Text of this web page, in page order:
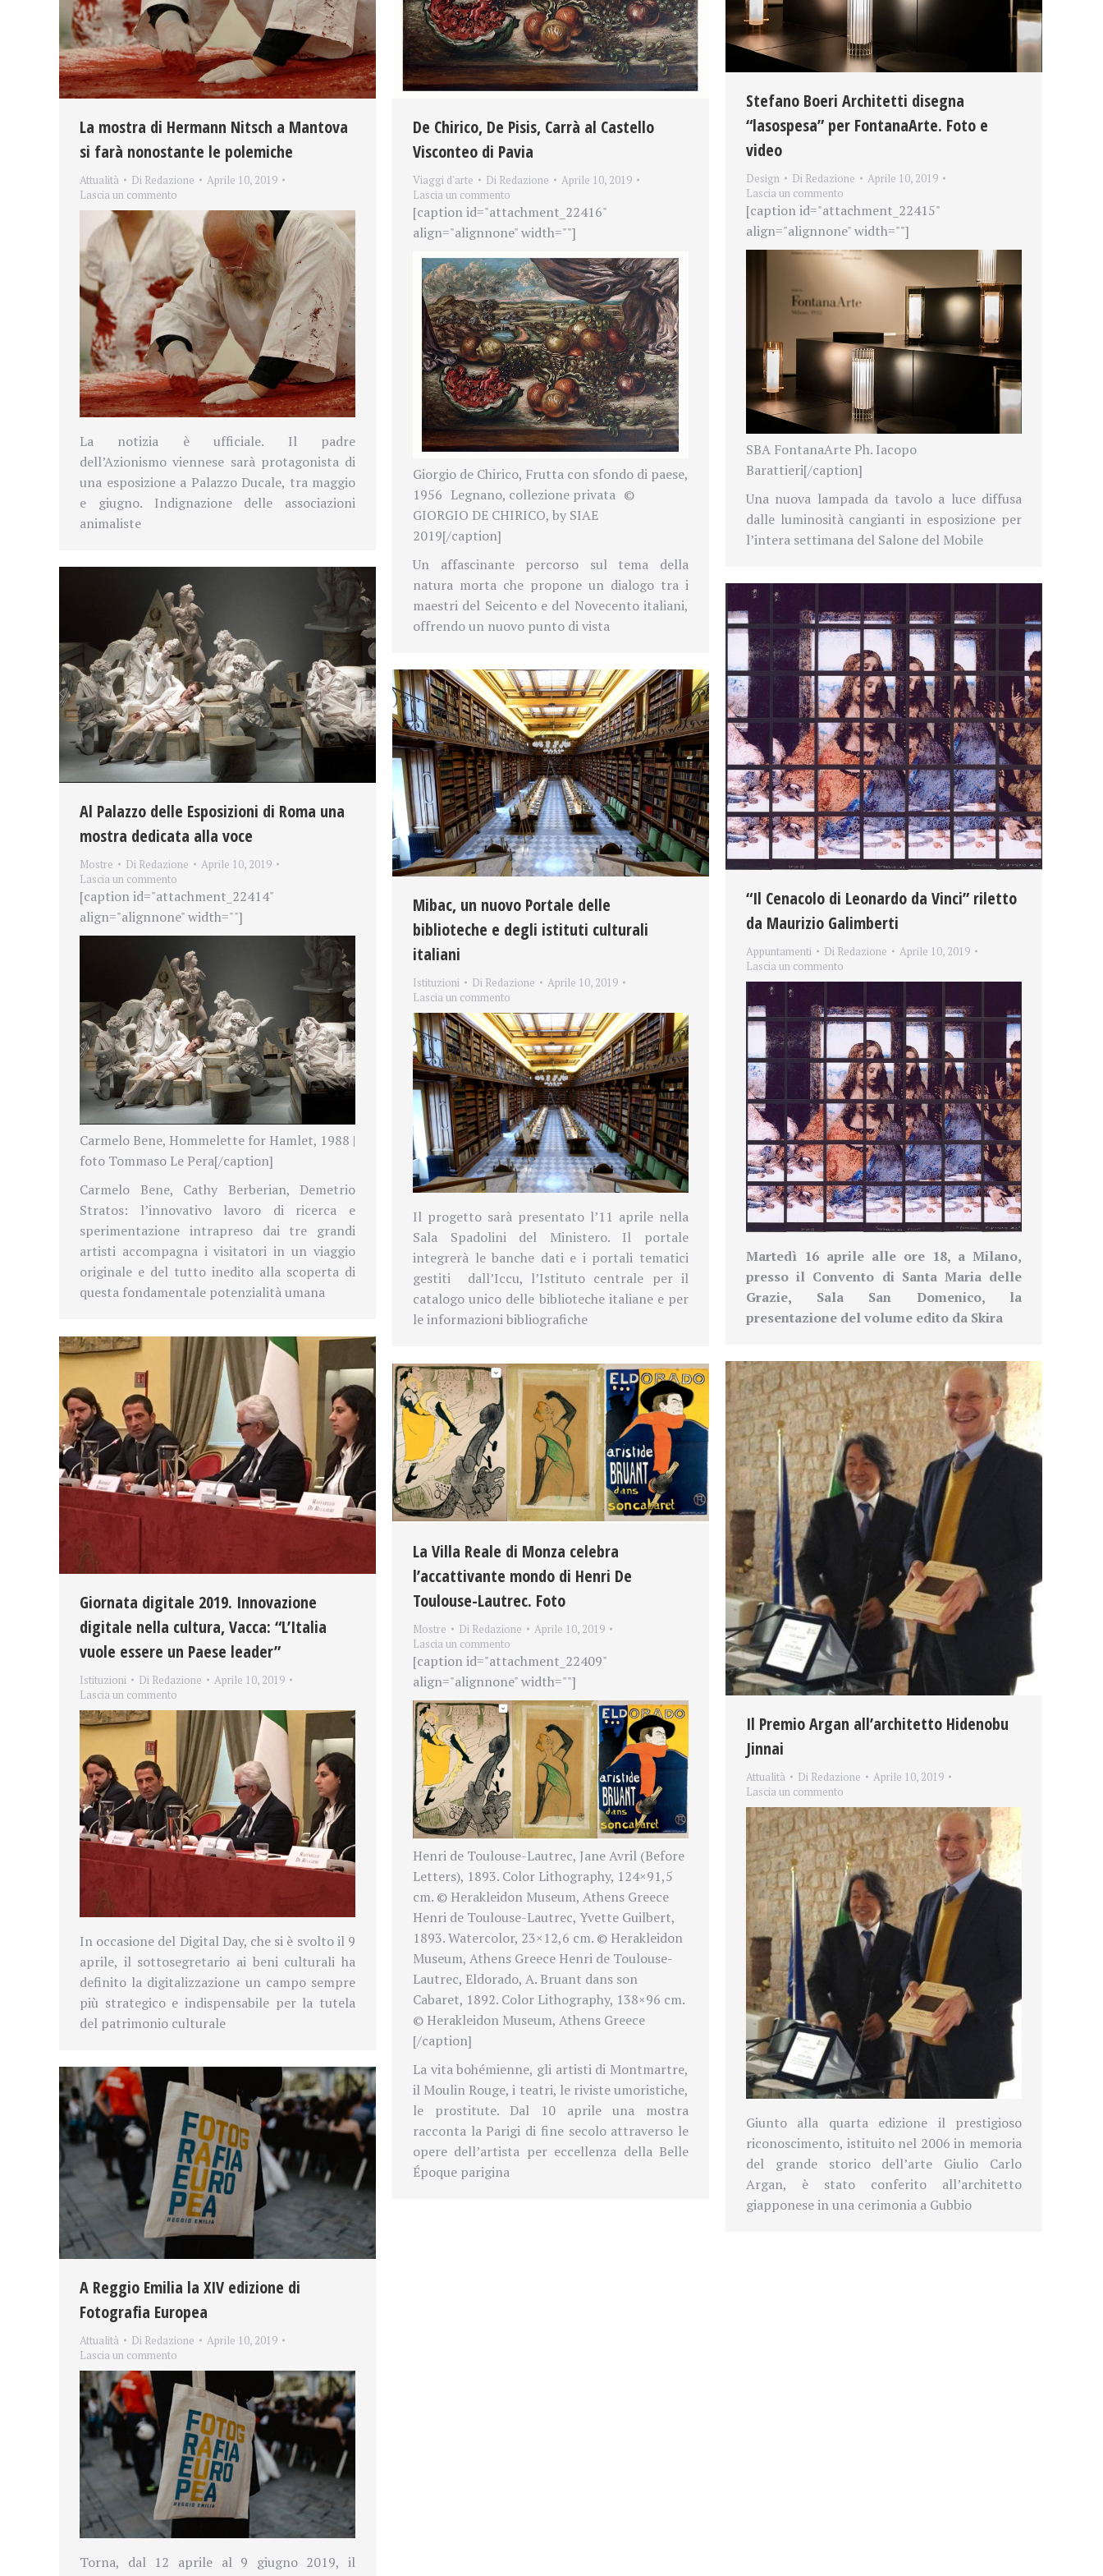
La mostra di Hermann Nitsch a Mantova
si farà nonostante le polemiche
Attualità Di Redazione
Aprile 10, 2019
Lascia un commento
La notizia è ufficiale. Il padre
dell’Azionismo viennese sarà protagonista di
una esposizione a Palazzo Ducale, tra maggio
e giugno. Indignazione delle associazioni
animaliste
De Chirico, De Pisis, Carrà al Castello
Visconteo di Pavia
Viaggi d'arte Di Redazione
Aprile 10, 2019
Lascia un commento
[caption id="attachment_22416"
align="alignnone" width=""]
Giorgio de Chirico, Frutta con sfondo di paese,
1956 Legnano, collezione privata ©
GIORGIO DE CHIRICO, by SIAE
2019[/caption]
Un affascinante percorso sul tema della
natura morta che propone un dialogo tra i
maestri del Seicento e del Novecento italiani,
offrendo un nuovo punto di vista
Stefano Boeri Architetti disegna
“lasospesa” per FontanaArte. Foto e
video
Design Di Redazione
Aprile 10, 2019
Lascia un commento
[caption id="attachment_22415"
align="alignnone" width=""]
SBA FontanaArte Ph. Iacopo
Barattieri[/caption]
Una nuova lampada da tavolo a luce diffusa
dalle luminosità cangianti in esposizione per
l’intera settimana del Salone del Mobile
Al Palazzo delle Esposizioni di Roma una
mostra dedicata alla voce
Mostre Di Redazione
Aprile 10, 2019
Lascia un commento
[caption id="attachment_22414"
align="alignnone" width=""]
Carmelo Bene, Hommelette for Hamlet, 1988 |
foto Tommaso Le Pera[/caption]
Carmelo Bene, Cathy Berberian, Demetrio
Stratos: l’innovativo lavoro di ricerca e
sperimentazione intrapreso dai tre grandi
artisti accompagna i visitatori in un viaggio
originale e del tutto inedito alla scoperta di
questa fondamentale potenzialità umana
“Il Cenacolo di Leonardo da Vinci” riletto
da Maurizio Galimberti
Appuntamenti Di Redazione
Aprile 10, 2019
Lascia un commento
Martedì 16 aprile alle ore 18, a Milano,
presso il Convento di Santa Maria delle
Grazie, Sala San Domenico, la
presentazione del volume edito da Skira
Mibac, un nuovo Portale delle
biblioteche e degli istituti culturali
italiani
Istituzioni Di Redazione
Aprile 10, 2019
Lascia un commento
Il progetto sarà presentato l’11 aprile nella
Sala Spadolini del Ministero. Il portale
integrerà le banche dati e i portali tematici
gestiti
dall’Iccu, l’Istituto centrale per il
catalogo unico delle biblioteche italiane e per
le informazioni bibliografiche
Giornata digitale 2019. Innovazione
digitale nella cultura, Vacca: “L’Italia
vuole essere un Paese leader”
Istituzioni Di Redazione
Aprile 10, 2019
Lascia un commento
In occasione del Digital Day, che si è svolto il 9
aprile, il sottosegretario ai beni culturali ha
definito la digitalizzazione un campo sempre
più strategico e indispensabile per la tutela
del patrimonio culturale
Il Premio Argan all’architetto Hidenobu
Jinnai
Attualità Di Redazione
Aprile 10, 2019
Lascia un commento
Giunto alla quarta edizione il prestigioso
riconoscimento, istituito nel 2006 in memoria
del grande storico dell’arte Giulio Carlo
Argan, è stato conferito all’architetto
giapponese in una cerimonia a Gubbio
La Villa Reale di Monza celebra
l’accattivante mondo di Henri De
Toulouse-Lautrec. Foto
Mostre Di Redazione
Aprile 10, 2019
Lascia un commento
[caption id="attachment_22409"
align="alignnone" width=""]
Henri de Toulouse-Lautrec, Jane Avril (Before
Letters), 1893. Color Lithography, 124×91,5
cm. © Herakleidon Museum, Athens Greece
Henri de Toulouse-Lautrec, Yvette Guilbert,
1893. Watercolor, 23×12,6 cm. © Herakleidon
Museum, Athens Greece Henri de Toulouse-
Lautrec, Eldorado, A. Bruant dans son
Cabaret, 1892. Color Lithography, 138×96 cm.
© Herakleidon Museum, Athens Greece
[/caption]
La vita bohémienne, gli artisti di Montmartre,
il Moulin Rouge, i teatri, le riviste umoristiche,
le prostitute. Dal 10 aprile una mostra
racconta la Parigi di fine secolo attraverso le
opere dell’artista per eccellenza della Belle
Époque parigina
A Reggio Emilia la XIV edizione di
Fotografia Europea
Attualità Di Redazione
Aprile 10, 2019
Lascia un commento
Torna, dal 12 aprile al 9 giugno 2019, il